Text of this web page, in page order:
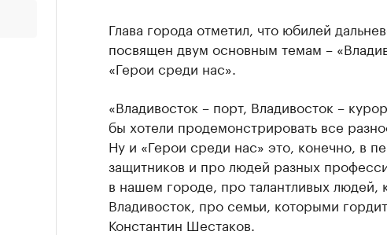
Глава города отметил, что юбилей
посвящен двум основным темам –
«Герои среди нас».
«Владивосток – порт, Владивосток –
бы хотели продемонстрировать все
Ну и «Герои среди нас» это, конечно, в
защитников и про людей разных
в нашем городе, про талантливых людей,
Владивосток, про семьи, которыми
Константин Шестаков.